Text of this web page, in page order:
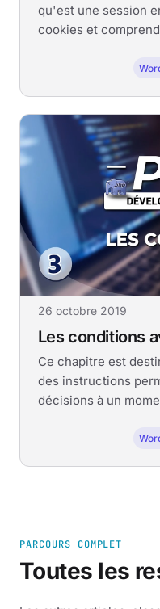
qu'est une session
cookies et
26 octobre 2019
Les conditions
Ce chapitre est
des instructions
décisions à un
PARCOURS COMPLET
Toutes les